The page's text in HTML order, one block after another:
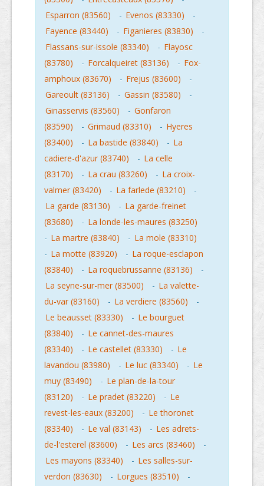
Esparron (83560)
- Evenos (83330)
-
Fayence (83440)
- Figanieres (83830)
-
Flassans-sur-issole (83340)
- Flayosc
(83780)
- Forcalqueiret (83136) - Fox-
amphoux (83670)
- Frejus (83600)
-
Gareoult (83136)
- Gassin (83580)
-
Ginasservis (83560)
- Gonfaron
(83590)
- Grimaud (83310) - Hyeres
(83400)
- La bastide (83840) - La
cadiere-d'azur (83740)
- La celle
(83170)
- La crau (83260) - La croix-
valmer (83420)
- La farlede (83210)
-
La garde (83130)
- La garde-freinet
(83680)
- La londe-les-maures (83250)
- La martre (83840) - La mole (83310)
- La motte (83920) - La roque-esclapon
(83840)
- La roquebrussanne (83136)
-
La seyne-sur-mer (83500)
- La valette-
du-var (83160)
- La verdiere (83560)
-
Le beausset (83330)
- Le bourguet
(83840)
- Le cannet-des-maures
(83340)
- Le castellet (83330) - Le
lavandou (83980)
- Le luc (83340) - Le
muy (83490)
- Le plan-de-la-tour
(83120)
- Le pradet (83220) - Le
revest-les-eaux (83200)
- Le thoronet
(83340)
- Le val (83143) - Les adrets-
de-l'esterel (83600)
- Les arcs (83460)
-
Les mayons (83340)
- Les salles-sur-
verdon (83630)
- Lorgues (83510)
-